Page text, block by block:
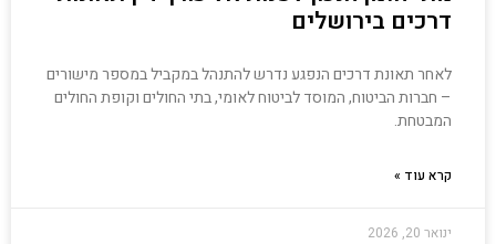
דרכים בירושלים
לאחר תאונת דרכים הנפגע נדרש להתנהל במקביל במספר מישורים
– חברות הביטוח, המוסד לביטוח לאומי, בתי החולים וקופת החולים
המבטחת.
קרא עוד »
ינואר 20, 2026